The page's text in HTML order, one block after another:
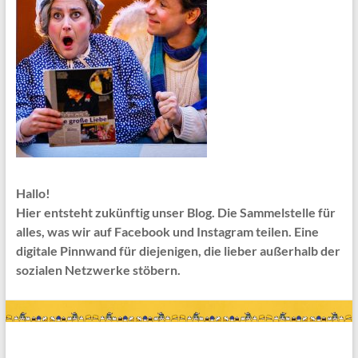
Hallo!
Hier entsteht zukünftig unser Blog. Die Sammelstelle für
alles, was wir auf Facebook und Instagram teilen. Eine
digitale Pinnwand für diejenigen, die lieber außerhalb der
sozialen Netzwerke stöbern.